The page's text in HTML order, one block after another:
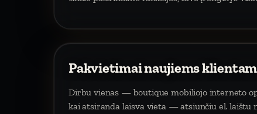
Pakvietimai naujiems
Dirbu vienas — boutique mobiliojo interneto
kai atsiranda laisva vieta — atsiunčiu el.